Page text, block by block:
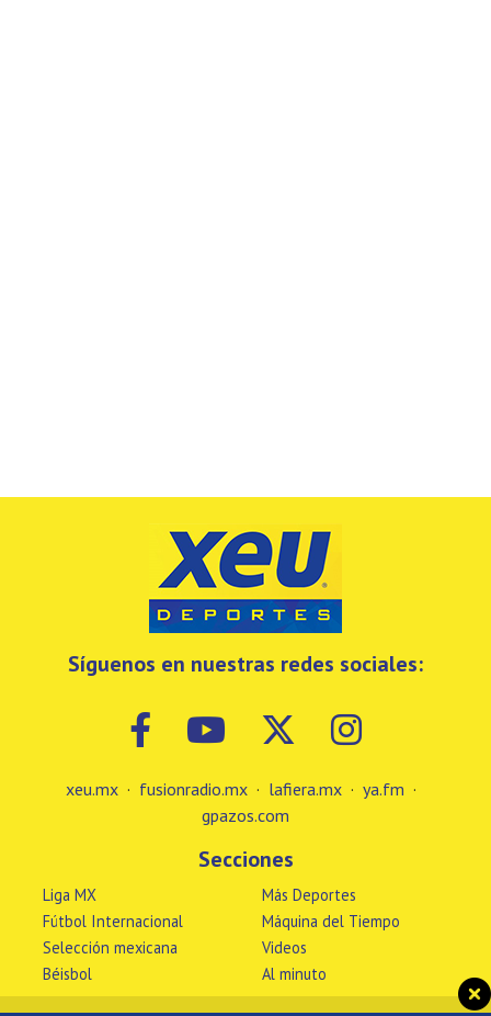
Síguenos en nuestras redes sociales:
xeu.mx · fusionradio.mx · lafiera.mx · ya.fm ·
gpazos.com
Secciones
Liga MX
Fútbol Internacional
Selección mexicana
Béisbol
Más Deportes
Máquina del Tiempo
Videos
Al minuto